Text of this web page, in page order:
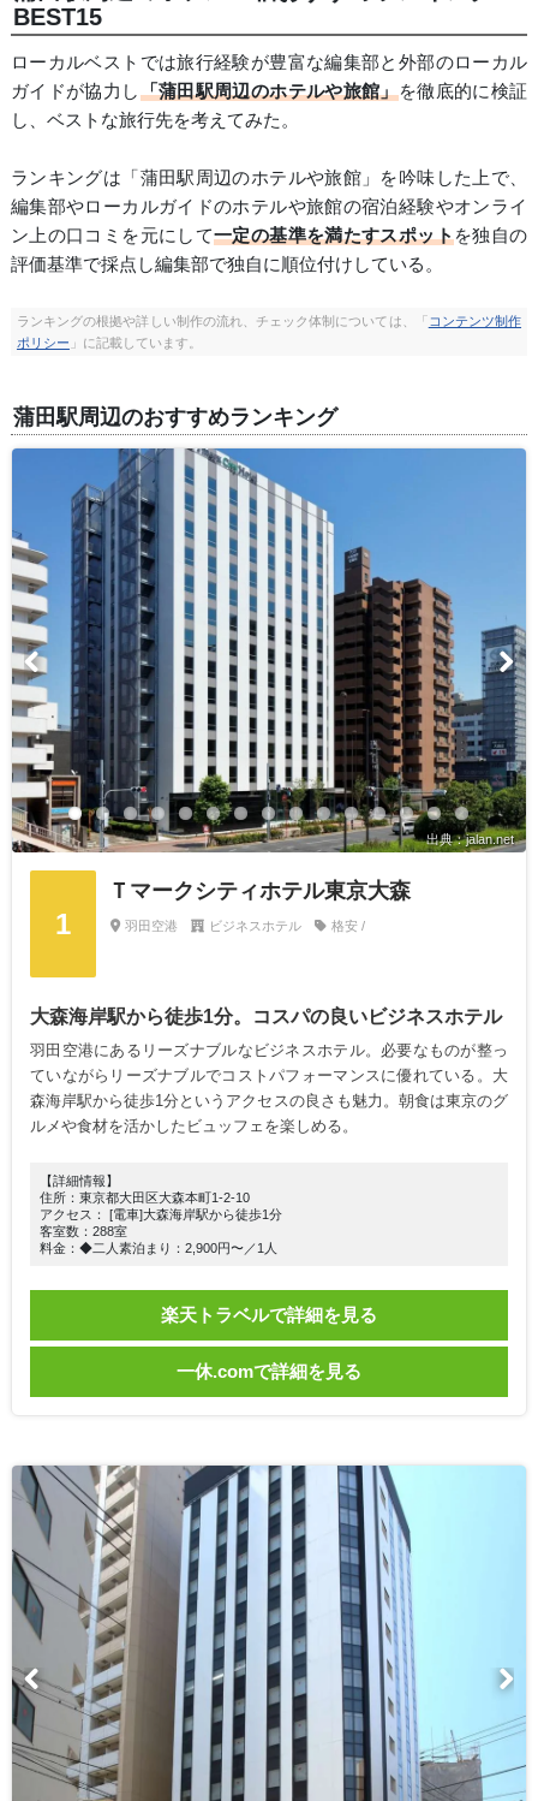
BEST15
ローカルベストでは旅行経験が豊富な編集部と外部のローカル
ガイドが協力し「蒲田駅周辺のホテルや旅館」を徹底的に検証
し、ベストな旅行先を考えてみた。
ランキングは「蒲田駅周辺のホテルや旅館」を吟味した上で、
編集部やローカルガイドのホテルや旅館の宿泊経験やオンライ
ン上の口コミを元にして一定の基準を満たすスポットを独自の
評価基準で採点し編集部で独自に順位付けしている。
ランキングの根拠や詳しい制作の流れ、チェック体制については、「 コンテンツ制作
ポリシー 」に記載しています。
蒲田駅周辺のおすすめランキング
出典：jalan.net
1
Ｔマークシティホテル東京大森
羽田空港 ビジネスホテル 格安 /
大森海岸駅から徒歩1分。コスパの良いビジネスホテル
羽田空港にあるリーズナブルなビジネスホテル。必要なものが整っ
ていながらリーズナブルでコストパフォーマンスに優れている。大
森海岸駅から徒歩1分というアクセスの良さも魅力。朝食は東京のグ
ルメや食材を活かしたビュッフェを楽しめる。
【詳細情報】
住所：東京都大田区大森本町1-2-10
アクセス： [電車]大森海岸駅から徒歩1分
客室数：288室
料金：◆二人素泊まり：2,900円〜／1人
楽天トラベルで詳細を見る
一休.comで詳細を見る